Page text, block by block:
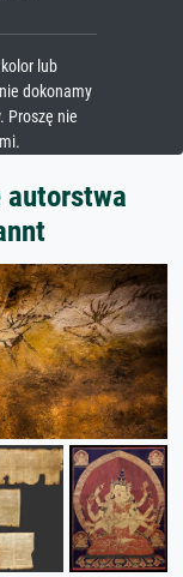
lub
dokonamy
Proszę nie